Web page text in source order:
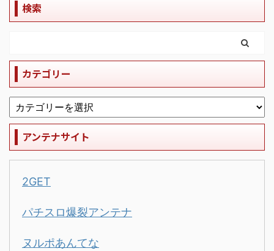
検索
カテゴリー
アンテナサイト
2GET
パチスロ爆裂アンテナ
ヌルポあんてな